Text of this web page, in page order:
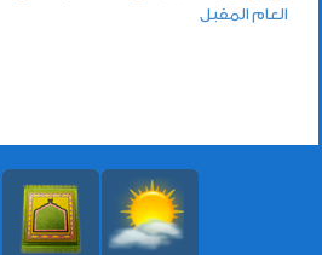
العام المقبل